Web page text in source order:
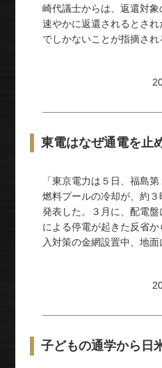
崎代議士からは、返還対象
速やかに返還されるとされ
でしかないことが指摘さ
東電はなぜ通電を止
「東京電力は５日、福島
燃料プールの冷却が、約
発表した。３月に、配電
による停電が起きた反省
入対策の金網設置中、地
子どもの通学から日